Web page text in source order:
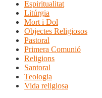
Espiritualitat
Litúrgia
Mort i Dol
Objectes Religiosos
Pastoral
Primera Comunió
Religions
Santoral
Teologia
Vida religiosa